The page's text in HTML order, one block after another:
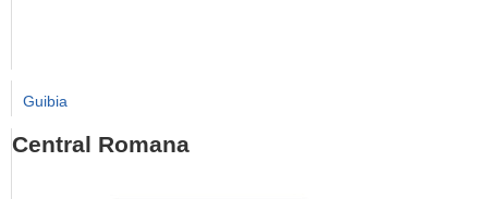
Guibia
Central Romana